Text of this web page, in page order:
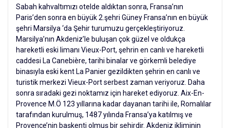
Sabah kahvaltımızı otelde aldıktan sonra, Fransa’nın
Paris’den sonra en büyük 2.şehri Güney Fransa’nın en büyük
şehri Marsilya ‘da Şehir turumuzu gerçekleştiriyoruz.
Marsilya’nın Akdeniz’le buluşan çok güzel ve oldukça
hareketli eski limanı Vieux-Port, şehrin en canlı ve hareketli
caddesi La Canebière, tarihi binalar ve görkemli belediye
binasıyla eski kent La Panier gezildikten şehrin en canlı ve
turistik merkezi Vieux-Port serbest zaman veriyoruz. Daha
sonra sıradaki gezi noktamız için hareket ediyoruz. Aix-En-
Provence M.Ö 123 yıllarına kadar dayanan tarihi ile, Romalılar
tarafından kurulmuş, 1487 yılında Fransa’ya katılmış ve
Provence’nin başkenti olmuş bir şehirdir. Akdeniz ikliminin